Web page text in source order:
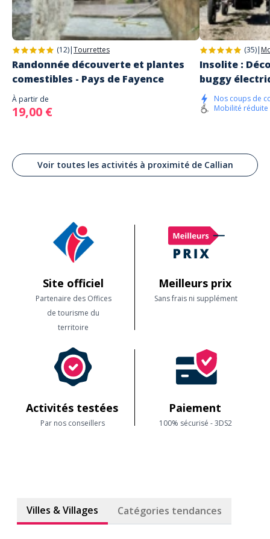
(12)|Tourrettes
Randonnée découverte et plantes
comestibles - Pays de Fayence
À partir de
19,00 €
(35)|
Insolite :
buggy
Nos coups de
Mobilité réduite
Voir toutes les activités à proximité de Callian
Site officiel
Partenaire des Offices
de tourisme du
territoire
Meilleurs prix
Sans frais ni supplément
Activités testées
Par nos conseillers
Paiement
100% sécurisé - 3DS2
Villes & Villages Catégories tendances